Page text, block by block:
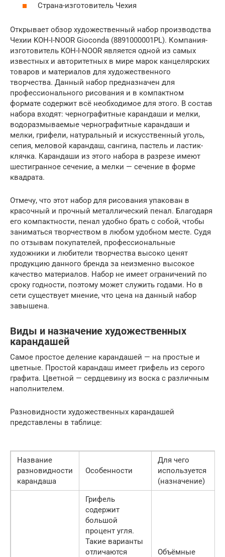
Страна-изготовитель Чехия
Открывает обзор художественный набор производства
Чехии KOH-I-NOOR Gioconda (8891000001PL). Компания-
изготовитель KOH-I-NOOR является одной из самых
известных и авторитетных в мире марок канцелярских
товаров и материалов для художественного
творчества. Данный набор предназначен для
профессионального рисования и в компактном
формате содержит всё необходимое для этого. В состав
набора входят: чернографитные карандаши и мелки,
водоразмываемые чернографитные карандаши и
мелки, грифели, натуральный и искусственный уголь,
сепия, меловой карандаш, сангина, пастель и ластик-
клячка. Карандаши из этого набора в разрезе имеют
шестигранное сечение, а мелки — сечение в форме
квадрата.
Отмечу, что этот набор для рисования упакован в
красочный и прочный металлический пенал. Благодаря
его компактности, пенал удобно брать с собой, чтобы
заниматься творчеством в любом удобном месте. Судя
по отзывам покупателей, профессиональные
художники и любители творчества высоко ценят
продукцию данного бренда за неизменно высокое
качество материалов. Набор не имеет ограничений по
сроку годности, поэтому может служить годами. Но в
сети существует мнение, что цена на данный набор
завышена.
Виды и назначение художественных
карандашей
Самое простое деление карандашей — на простые и
цветные. Простой карандаш имеет грифель из серого
графита. Цветной — сердцевину из воска с различным
наполнителем.
Разновидности художественных карандашей
представлены в таблице:
Название
разновидности
карандаша
Особенности
Для чего
используется
(назначение)
Грифель
содержит
большой
процент угля.
Такие варианты
отличаются
Объёмные